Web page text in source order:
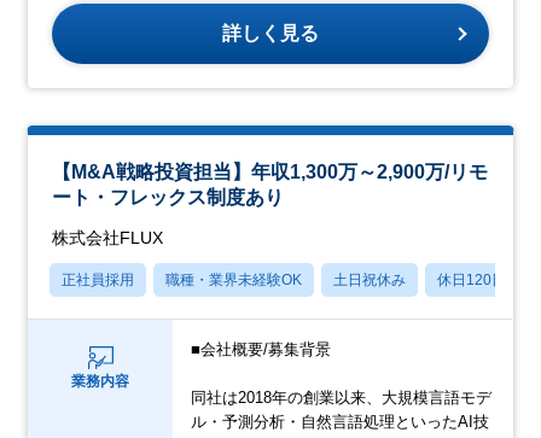
詳しく見る
【M&A戦略投資担当】年収1,300万～2,900万/リモ
ート・フレックス制度あり
株式会社FLUX
正社員採用 職種・業界未経験OK 土日祝休み 休日120日以上
業務内容
■会社概要/募集背景
同社は2018年の創業以来、大規模言語モデ
ル・予測分析・自然言語処理といったAI技